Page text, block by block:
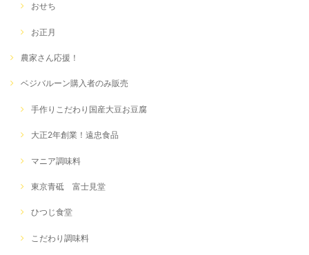
おせち
お正月
農家さん応援！
ベジバルーン購入者のみ販売
手作りこだわり国産大豆お豆腐
大正2年創業！遠忠食品
マニア調味料
東京青砥 富士見堂
ひつじ食堂
こだわり調味料